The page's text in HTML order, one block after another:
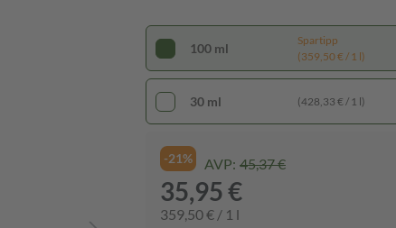
100 ml
Spartipp
(359,50 € / 1 l)
30 ml (428,33 € / 1 l)
-21% AVP: 45,37 €
35,95 €
359,50 € / 1 l